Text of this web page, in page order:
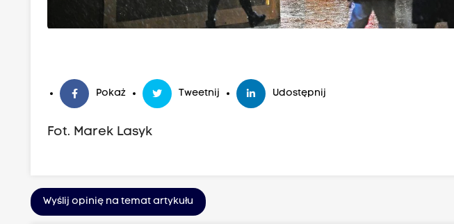
Pokaż Tweetnij Udostępnij
Fot. Marek Lasyk
Wyślij opinię na temat artykułu